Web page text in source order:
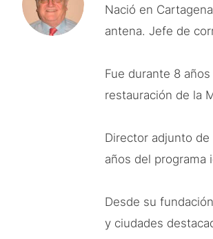
Nació en
antena. Jefe de
Fue durante 8
restauración de la
Director adjunto de
años del programa
Desde su
y ciudades